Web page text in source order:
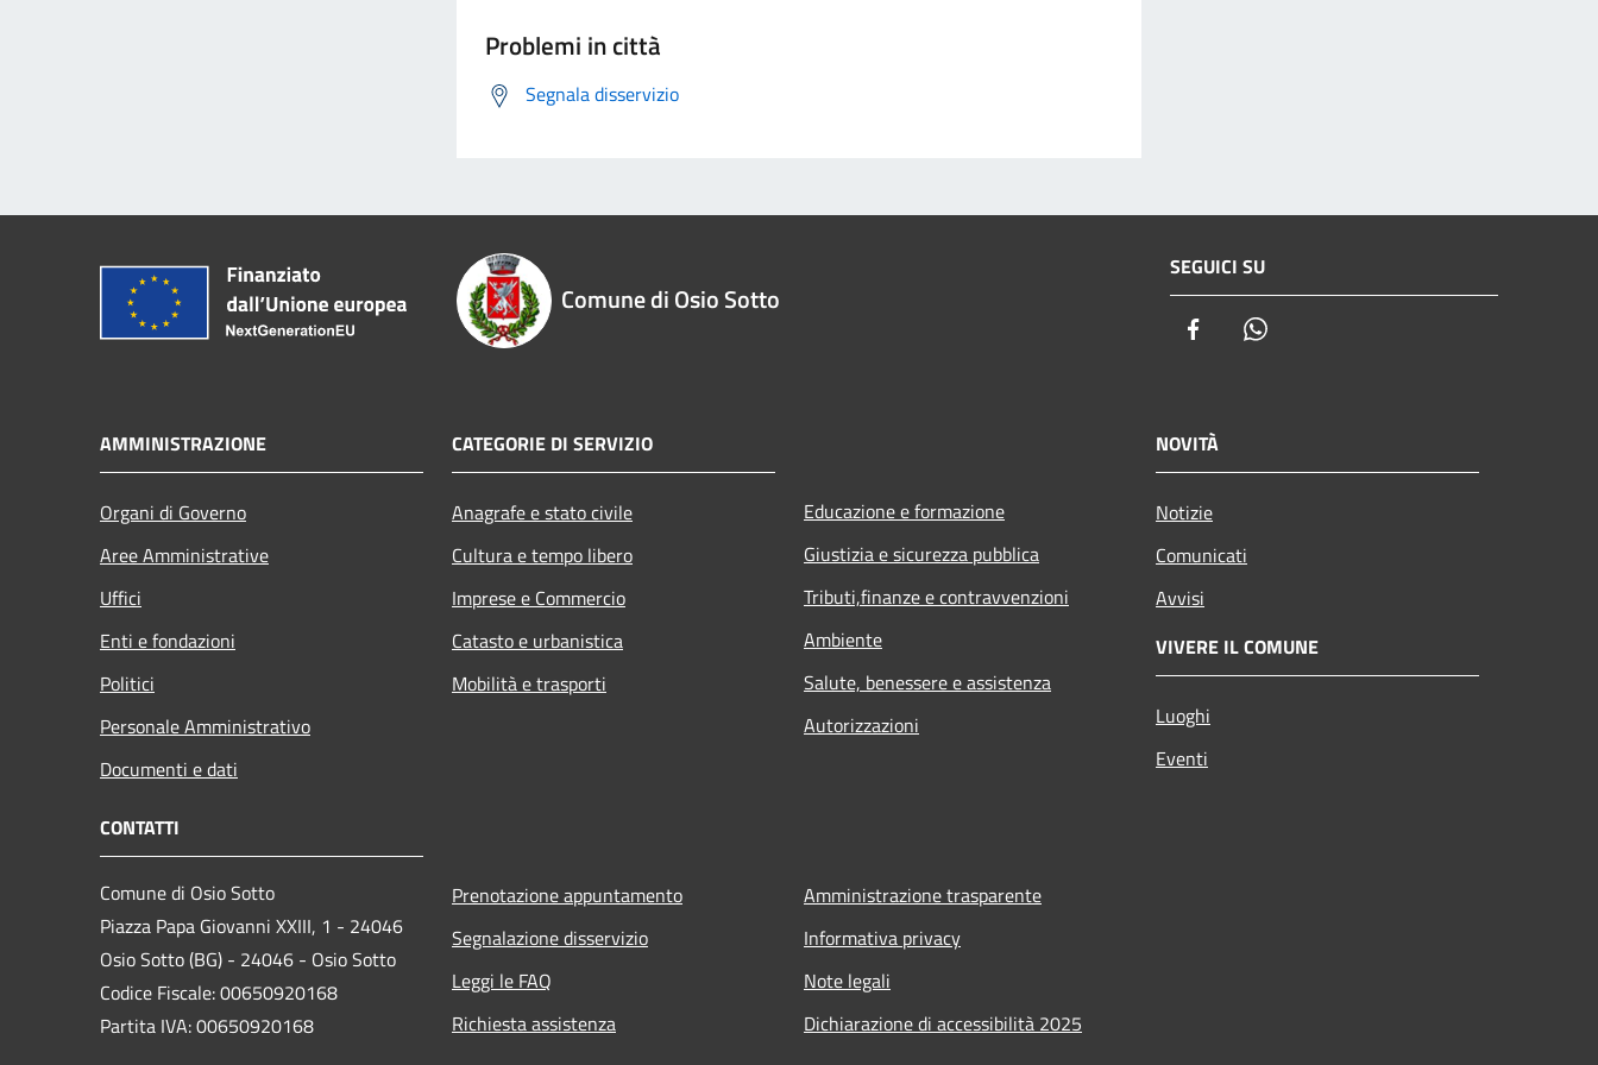
Problemi in città
Segnala disservizio
Comune di Osio Sotto
SEGUICI SU
Facebook
AMMINISTRAZIONE
Organi di Governo
Aree Amministrative
Uffici
Enti e fondazioni
Politici
Personale Amministrativo
Documenti e dati
CATEGORIE DI SERVIZIO
Anagrafe e stato civile
Cultura e tempo libero
Imprese e Commercio
Catasto e urbanistica
Mobilità e trasporti
Educazione e formazione
Giustizia e sicurezza pubblica
Tributi,finanze e contravvenzioni
Ambiente
Salute, benessere e assistenza
Autorizzazioni
NOVITÀ
Notizie
Comunicati
Avvisi
VIVERE IL COMUNE
Luoghi
Eventi
CONTATTI
Comune di Osio Sotto
Piazza Papa Giovanni XXIII, 1 - 24046
Osio Sotto (BG) - 24046 - Osio Sotto
Codice Fiscale: 00650920168
Partita IVA: 00650920168
Prenotazione appuntamento
Segnalazione disservizio
Leggi le FAQ
Richiesta assistenza
Amministrazione trasparente
Informativa privacy
Note legali
Dichiarazione di accessibilità 2025